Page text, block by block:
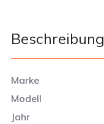
Beschreibung
Marke
Modell
Jahr